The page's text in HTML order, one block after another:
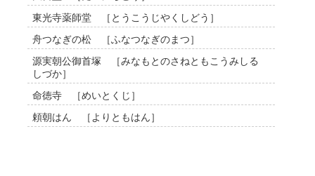
東光寺薬師堂 ［とうこうじやくしどう］
舟つなぎの松 ［ふなつなぎのまつ］
源実朝公御首塚 ［みなもとのさねともこうみしる
しづか］
命徳寺 ［めいとくじ］
頼朝はん ［よりともはん］